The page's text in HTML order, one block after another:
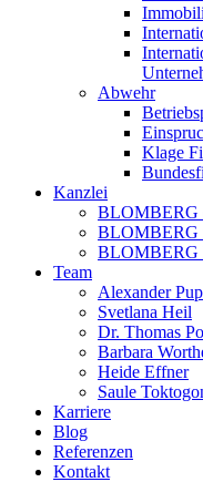
Abwehr
Klage
Kanzlei
BLOMBERG
BLOMBERG
BLOMBERG
Team
Alexander
Svetlana Heil
Dr. Thomas
Barbara
Heide Effner
Saule
Karriere
Blog
Referenzen
Kontakt